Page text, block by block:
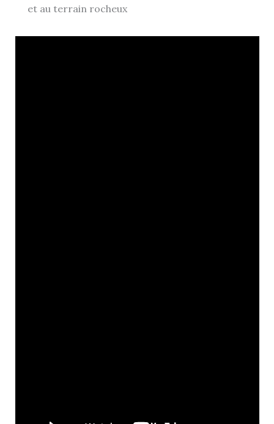
et au terrain rocheux